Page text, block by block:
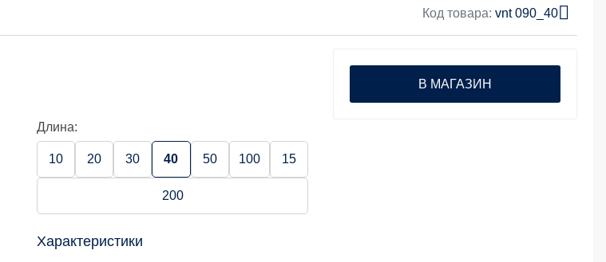
Код товара: vnt 090_40
Длина:
10 20 30 40 50 100 15
200
Характеристики
В МАГАЗИН